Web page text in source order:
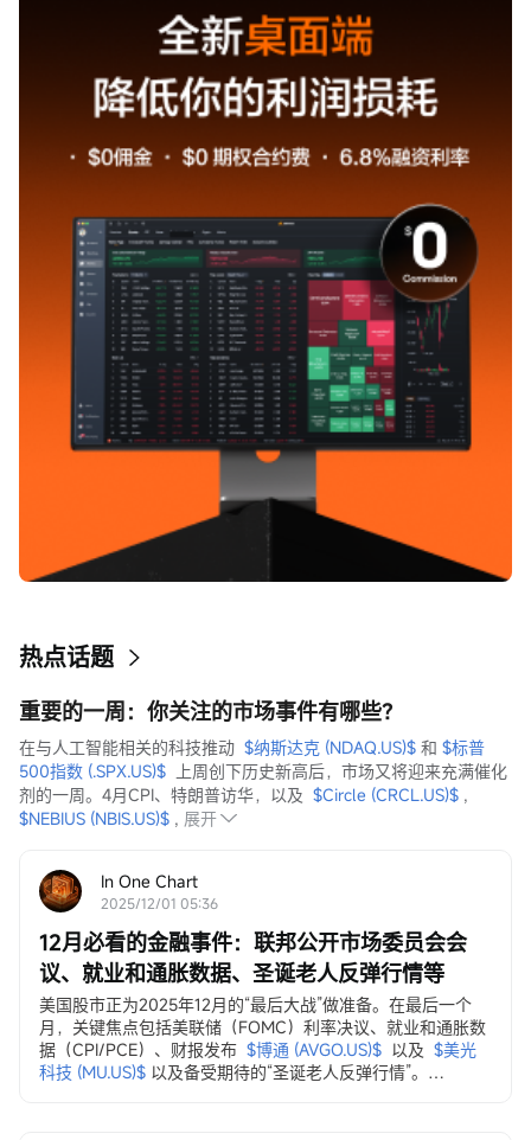
热点话题
重要的一周：你关注的市场事件有哪些？
在与人工智能相关的科技推动 $纳斯达克 (NDAQ.US)$ 和 $标普
500指数 (.SPX.US)$
  上周创下历史新高后，市场又将迎来充满催化
剂的一周。4月CPI、特朗普访华，以及 $Circle (CRCL.US)$
$NEBIUS (NBIS.US)$ , 展开
In One Chart
2025/12/01 05:36
12月必看的金融事件：联邦公开市场委员会会
议、就业和通胀数据、圣诞老人反弹行情等
美国股市正为2025年12月的“最后大战”做准备。在最后一个
月，关键焦点包括美联储（FOMC）利率决议、就业和通胀数
据（CPI/PCE）、财报发布 $博通 (AVGO.US)$ 以及 $美光
科技 (MU.US)$ 以及备受期待的“圣诞老人反弹行情”。